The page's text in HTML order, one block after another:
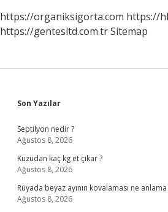
https://organiksigorta.com https://
https://gentesltd.com.trSitemap
Sidebar
Son Yazılar
Septilyon nedir ?
Ağustos 8, 2026
Kuzudan kaç kg et çıkar ?
Ağustos 8, 2026
Rüyada beyaz ayının kovalaması ne
Ağustos 8, 2026